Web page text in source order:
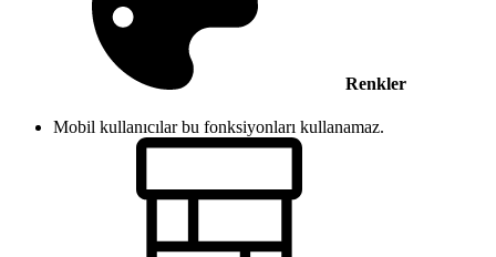
Renkler
Mobil kullanıcılar bu fonksiyonları kullanamaz.